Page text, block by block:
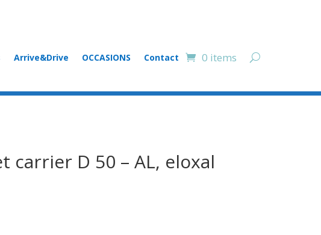
Arrive&Drive OCCASIONS Contact 0 items
carrier D 50 – AL, eloxal